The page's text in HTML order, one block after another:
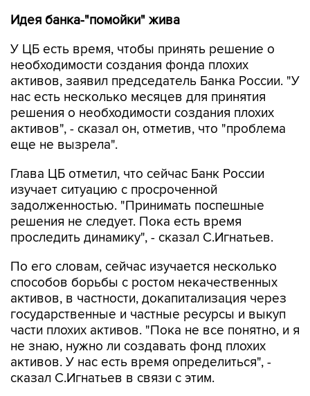
Идея банка-"помойки" жива
У ЦБ есть время, чтобы принять решение о
необходимости создания фонда плохих
активов, заявил председатель Банка России. "У
нас есть несколько месяцев для принятия
решения о необходимости создания плохих
активов", - сказал он, отметив, что "проблема
еще не вызрела".
Глава ЦБ отметил, что сейчас Банк России
изучает ситуацию с просроченной
задолженностью. "Принимать поспешные
решения не следует. Пока есть время
проследить динамику", - сказал С.Игнатьев.
По его словам, сейчас изучается несколько
способов борьбы с ростом некачественных
активов, в частности, докапитализация через
государственные и частные ресурсы и выкуп
части плохих активов. "Пока не все понятно, и я
не знаю, нужно ли создавать фонд плохих
активов. У нас есть время определиться", -
сказал С.Игнатьев в связи с этим.